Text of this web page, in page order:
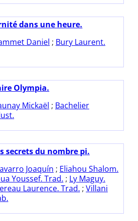
dans une heure.
Daniel ; Bury Laurent.
Olympia.
Mickaël ; Bachelier
secrets du nombre pi.
Joaquín ; Eliahou Shalom.
Youssef. Trad. ; Ly Maguy.
Laurence. Trad. ; Villani